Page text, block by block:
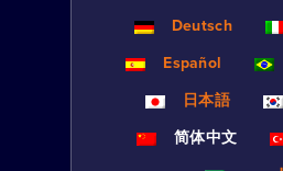
Deutsch
Español
日本語
简体中文